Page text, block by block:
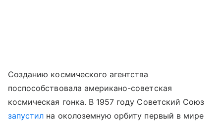
Созданию космического агентства
поспособствовала американо-советская
космическая гонка. В 1957 году Советский Союз
запустил на околоземную орбиту первый в мире